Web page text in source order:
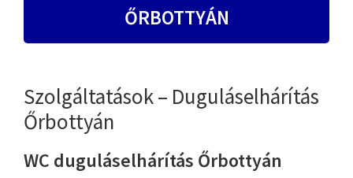
ŐRBOTTYÁN
Szolgáltatások – Duguláselhárítás
Őrbottyán
WC duguláselhárítás Őrbottyán